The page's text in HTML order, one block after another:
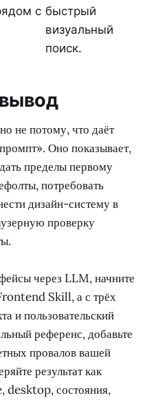
с быстрый
визуальный
поиск.
не потому, что даёт
Оно показывает,
пределы первому
потребовать
дизайн-систему в
проверку
через LLM, начните
Skill, а с трёх
и пользовательский
референс, добавьте
провалов вашей
результат как
desktop, состояния,